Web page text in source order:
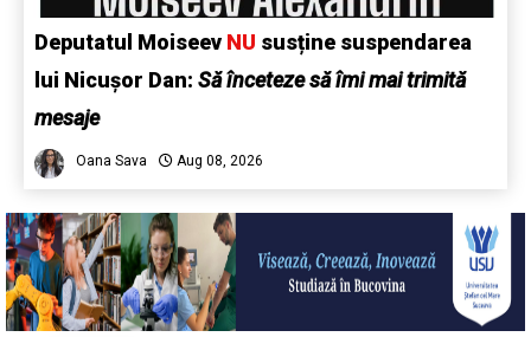
Deputatul Moiseev NU susține suspendarea
lui Nicușor Dan: Să înceteze să îmi mai trimită
mesaje
Oana Sava Aug 08, 2026